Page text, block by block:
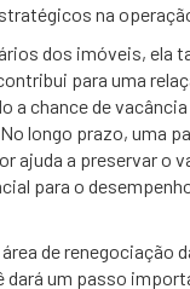
na
dos imóveis, ela
para uma
a chance de
longo prazo, uma
ajuda a preservar o
para o
de renegociação
dará um passo